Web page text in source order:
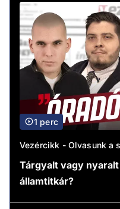
1 perc
Vezércikk - Olvasunk a
Tárgyalt vagy
államtitkár?